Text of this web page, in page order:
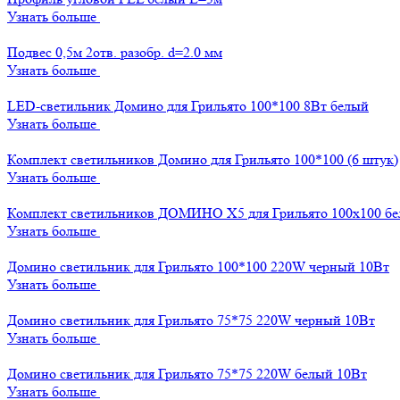
Узнать больше
Подвес 0,5м 2отв. разобр. d=2.0 мм
Узнать больше
LED-светильник Домино для Грильято 100*100 8Вт белый
Узнать больше
Комплект светильников Домино для Грильято 100*100 (6 штук)
Узнать больше
Комплект светильников ДОМИНО Х5 для Грильято 100х100
Узнать больше
Домино светильник для Грильято 100*100 220W черный 10Вт
Узнать больше
Домино светильник для Грильято 75*75 220W черный 10Вт
Узнать больше
Домино светильник для Грильято 75*75 220W белый 10Вт
Узнать больше